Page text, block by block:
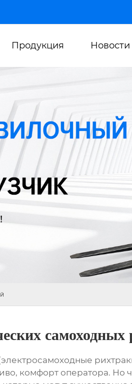
Продукция Новости
самоходных
электросамоходные
комфорт оператора.